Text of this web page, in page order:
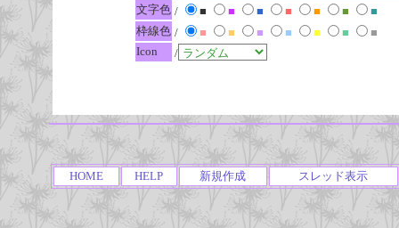
文字色 / ■ ■ ■ ■ ■ ■
■
枠線色 / ■ ■ ■ ■ ■ ■
■
Icon
/
HOME HELP 新規作成 スレッド表示